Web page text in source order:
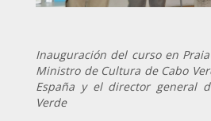
Inauguración del curso en
Ministro de Cultura de Cabo
España y el director general
Verde